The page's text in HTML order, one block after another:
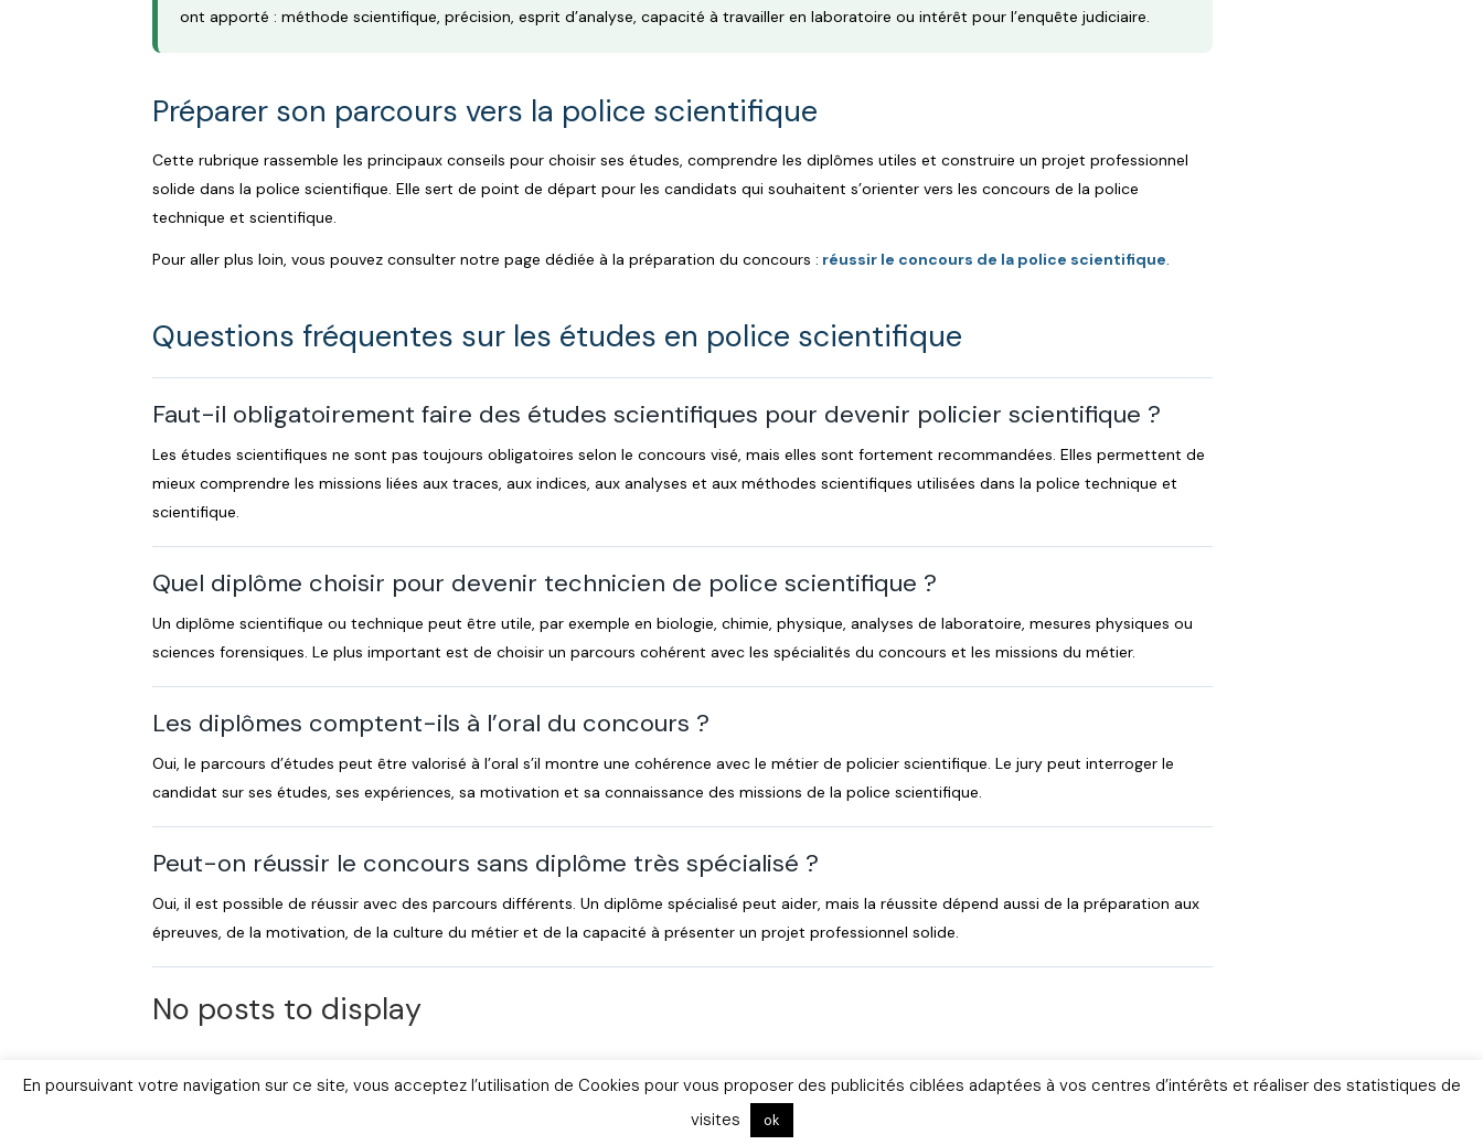
ont apporté : méthode scientifique, précision, esprit d’analyse, capacité à travailler en laboratoire ou intérêt pour l’enquête judiciaire.
Préparer son parcours vers la police scientifique
Cette rubrique rassemble les principaux conseils pour choisir ses études, comprendre les diplômes utiles et construire un projet professionnel
solide dans la police scientifique. Elle sert de point de départ pour les candidats qui souhaitent s’orienter vers les concours de la police
technique et scientifique.
Pour aller plus loin, vous pouvez consulter notre page dédiée à la préparation du concours : réussir le concours de la police scientifique.
Questions fréquentes sur les études en police scientifique
Faut-il obligatoirement faire des études scientifiques pour devenir policier scientifique ?
Les études scientifiques ne sont pas toujours obligatoires selon le concours visé, mais elles sont fortement recommandées. Elles permettent de
mieux comprendre les missions liées aux traces, aux indices, aux analyses et aux méthodes scientifiques utilisées dans la police technique et
scientifique.
Quel diplôme choisir pour devenir technicien de police scientifique ?
Un diplôme scientifique ou technique peut être utile, par exemple en biologie, chimie, physique, analyses de laboratoire, mesures physiques ou
sciences forensiques. Le plus important est de choisir un parcours cohérent avec les spécialités du concours et les missions du métier.
Les diplômes comptent-ils à l’oral du concours ?
Oui, le parcours d’études peut être valorisé à l’oral s’il montre une cohérence avec le métier de policier scientifique. Le jury peut interroger le
candidat sur ses études, ses expériences, sa motivation et sa connaissance des missions de la police scientifique.
Peut-on réussir le concours sans diplôme très spécialisé ?
Oui, il est possible de réussir avec des parcours différents. Un diplôme spécialisé peut aider, mais la réussite dépend aussi de la préparation aux
épreuves, de la motivation, de la culture du métier et de la capacité à présenter un projet professionnel solide.
No posts to display
Mentions Légales
© Copyright 2026 – www.police-scientifique.com – Site indépendant de référence sur la police scientifique, en ligne depuis 2011 – Tous droits réservés
En poursuivant votre navigation sur ce site, vous acceptez l’utilisation de Cookies pour vous proposer des publicités ciblées adaptées à vos centres d’intérêts et réaliser des statistiques de
visites
ok